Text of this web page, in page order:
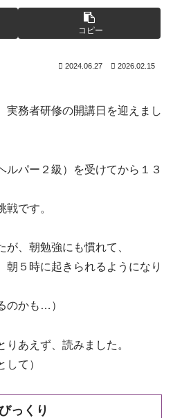
コピー
2024.06.27 2026.02.15
実務者研修の開講日を迎えまし
ルパー２級）を受けてから１３
戦です。
が、朝勉強にも慣れて、
朝５時に起きられるようになり
のかも…）
あえず、読みました。
して）
っくり